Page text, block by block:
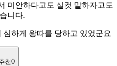
미안하다고도 실컷 말하자고도
니다.
천0